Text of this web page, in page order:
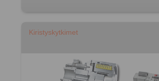
Kiristyskytkimet